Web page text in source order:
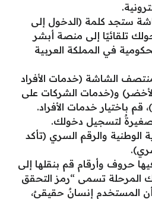
ستجد كلمة (الدخول إلى
تلقائيًا إلى منصة أبشر
في المملكة العربية
الشاشة (خدمات الأفراد
الأخضر) و(خدمات الشركات على
قم باختيار خدمات الأفراد.
لتسجيل دخولك.
الوطنية والرقم السري (تأكد
حروف وأرقام قم بنقلها إلى
المرحلة تسمى “رمز التحقق
أن المستخدم إنسانٌ حقيقيٌ،